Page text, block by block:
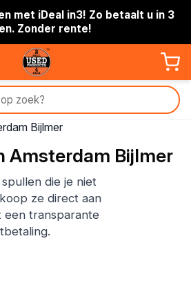
met iDeal in3! Zo betaalt u in 3
Zonder rente!
Amsterdam Bijlmer
die je niet
ze direct aan
een transparante